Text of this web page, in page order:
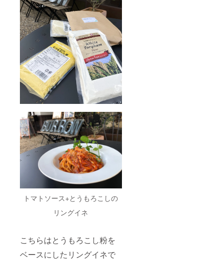
トマトソース+とうもろこしの
リングイネ
こちらはとうもろこし粉を
ベースにしたリングイネで